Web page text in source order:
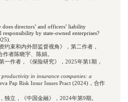
directors’ and officers’ liability
by state-owned enterprises?
约束和内外部监督视角》，第二作者，
作者陈晓宇、陈娟。
一作者，《保险研究》，2025年第1期，
in insurance companies: a
Pap Risk Insur Issues Pract (2024)，合作
独立，《中国金融》，2024年第9期。